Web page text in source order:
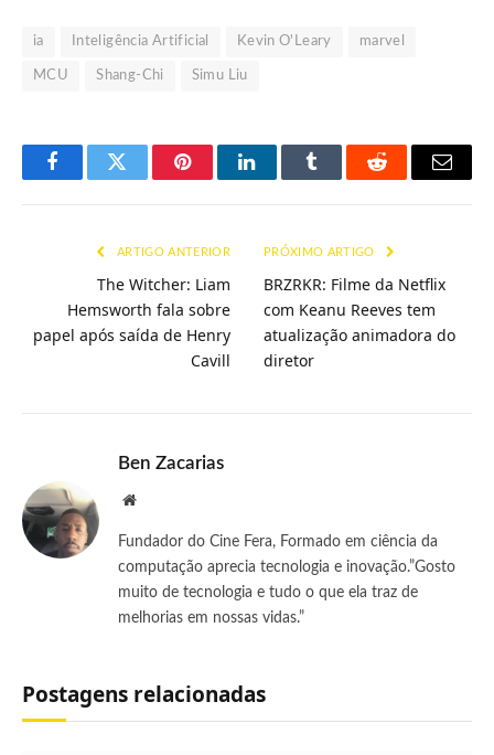
ia Inteligência Artificial Kevin O'Leary marvel
MCU Shang-Chi Simu Liu
FacebookTwitter PinterestLinkedInTumblr Reddit
E-
ARTIGO ANTERIOR
The Witcher: Liam
Hemsworth fala sobre
papel após saída de Henry
Cavill
PRÓXIMO ARTIGO
BRZRKR: Filme da Netflix
com Keanu Reeves tem
atualização animadora do
diretor
Ben Zacarias
Site
Fundador do Cine Fera, Formado em ciência da
computação aprecia tecnologia e inovação.”Gosto
muito de tecnologia e tudo o que ela traz de
melhorias em nossas vidas.”
Postagens relacionadas